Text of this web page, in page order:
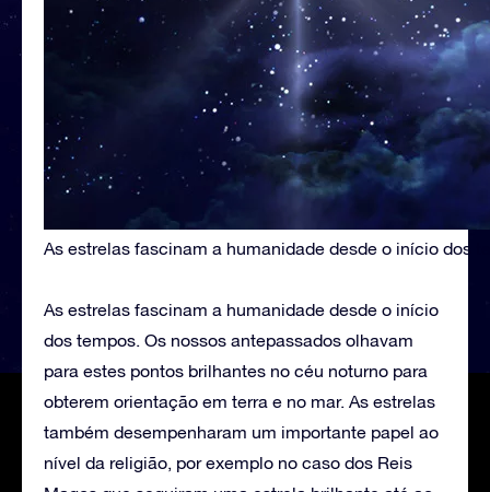
As estrelas fascinam a humanidade desde o início dos
As estrelas fascinam a humanidade desde o início
dos tempos. Os nossos antepassados olhavam
para estes pontos brilhantes no céu noturno para
obterem orientação em terra e no mar. As estrelas
também desempenharam um importante papel ao
nível da religião, por exemplo no caso dos Reis